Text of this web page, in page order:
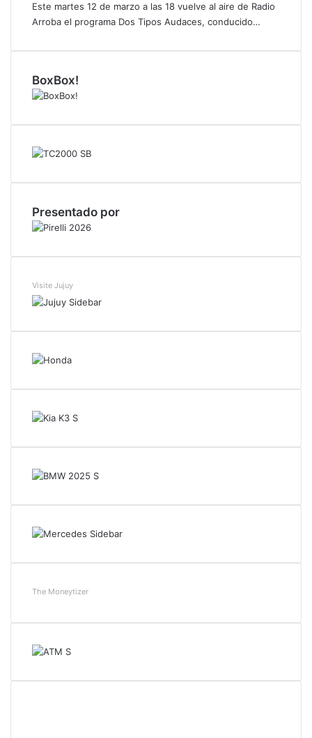
Este martes 12 de marzo a las 18 vuelve al aire de Radio
Arroba el programa Dos Tipos Audaces, conducido…
BoxBox!
Presentado por
Visite Jujuy
The Moneytizer